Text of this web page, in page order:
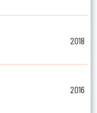
2018
2016